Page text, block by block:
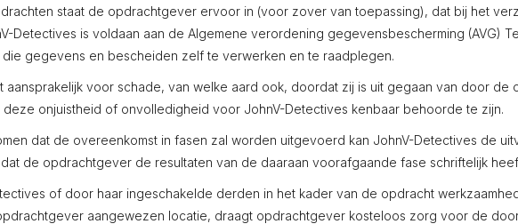
staat de opdrachtgever ervoor in (voor zover van toepassing), dat bij het
Detectives is voldaan aan de Algemene verordening gegevensbescherming (AVG)
gegevens en bescheiden zelf te verwerken en te raadplegen.
voor schade, van welke aard ook, doordat zij is uit gegaan van door
onjuistheid of onvolledigheid voor JohnV-Detectives kenbaar behoorde te zijn.
dat de overeenkomst in fasen zal worden uitgevoerd kan JohnV-Detectives de
de opdrachtgever de resultaten van de daaraan voorafgaande fase schriftelijk
of door haar ingeschakelde derden in het kader van de opdracht
aangewezen locatie, draagt opdrachtgever kosteloos zorg voor de